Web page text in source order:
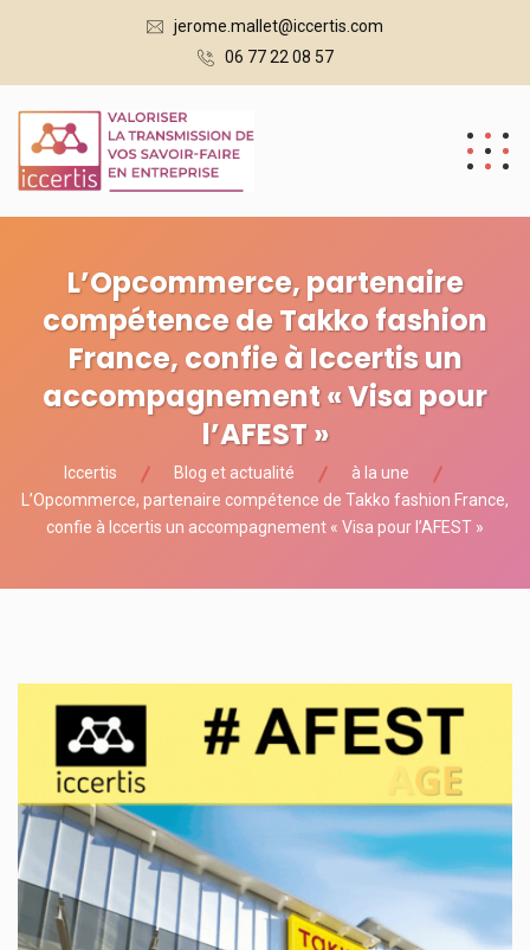
jerome.mallet@iccertis.com
06 77 22 08 57
L’Opcommerce, partenaire
compétence de Takko fashion
France, confie à Iccertis un
accompagnement « Visa pour
l’AFEST »
Iccertis Blog et actualité
à la une
L’Opcommerce, partenaire compétence de Takko fashion France,
confie à Iccertis un accompagnement « Visa pour l’AFEST »